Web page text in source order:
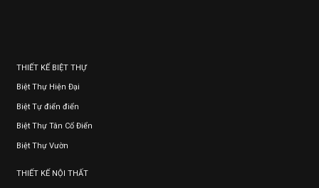
THIẾT KẾ BIỆT THỰ
Biệt Thự Hiện Đại
Biệt Tự điển điển
Biệt Thự Tân Cổ Điển
Biệt Thự Vườn
THIẾT KẾ NỘI THẤT